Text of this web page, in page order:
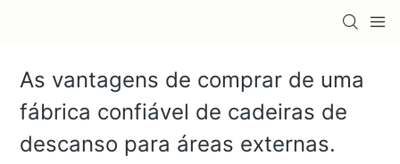
As vantagens de comprar de uma
fábrica confiável de cadeiras de
descanso para áreas externas.